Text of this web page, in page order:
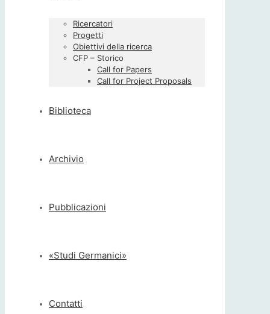
Ricercatori
Progetti
Obiettivi della ricerca
CFP – Storico
Call for Papers
Call for Project Proposals
Biblioteca
Archivio
Pubblicazioni
«Studi Germanici»
Contatti